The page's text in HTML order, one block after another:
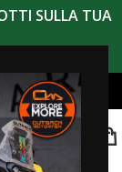
SULLA TUA